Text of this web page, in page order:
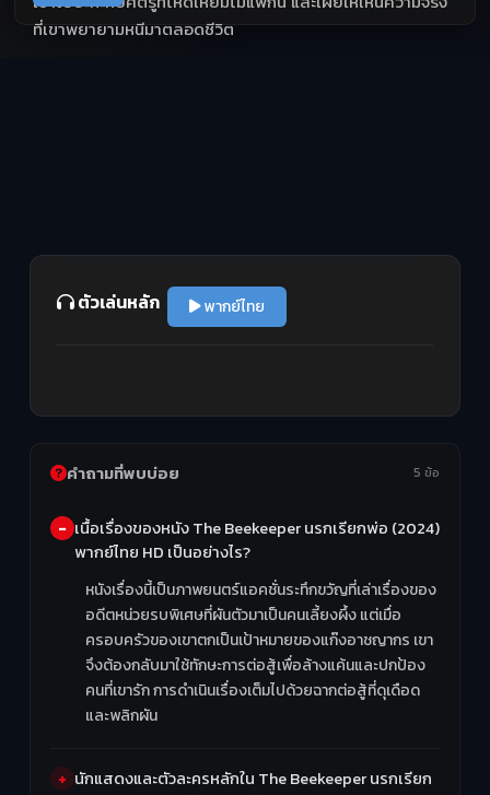
ที่เขาพยายามหนีมาตลอดชีวิต
ตัวเล่นหลัก พากย์ไทย
คำถามที่พบบ่อย 5 ข้อ
เนื้อเรื่องของหนัง The Beekeeper นรกเรียกพ่อ (2024)
พากย์ไทย HD เป็นอย่างไร?
หนังเรื่องนี้เป็นภาพยนตร์แอคชั่นระทึกขวัญที่เล่าเรื่องของ
อดีตหน่วยรบพิเศษที่ผันตัวมาเป็นคนเลี้ยงผึ้ง แต่เมื่อ
ครอบครัวของเขาตกเป็นเป้าหมายของแก๊งอาชญากร เขา
จึงต้องกลับมาใช้ทักษะการต่อสู้เพื่อล้างแค้นและปกป้อง
คนที่เขารัก การดำเนินเรื่องเต็มไปด้วยฉากต่อสู้ที่ดุเดือด
และพลิกผัน
นักแสดงและตัวละครหลักใน The Beekeeper นรกเรียก